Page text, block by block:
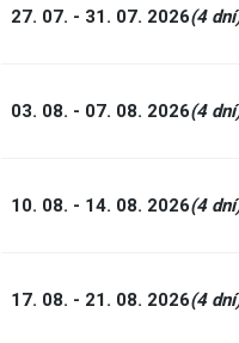
27. 07. - 31. 07. 2026(4
03. 08. - 07. 08. 2026(4
10. 08. - 14. 08. 2026(4
17. 08. - 21. 08. 2026(4